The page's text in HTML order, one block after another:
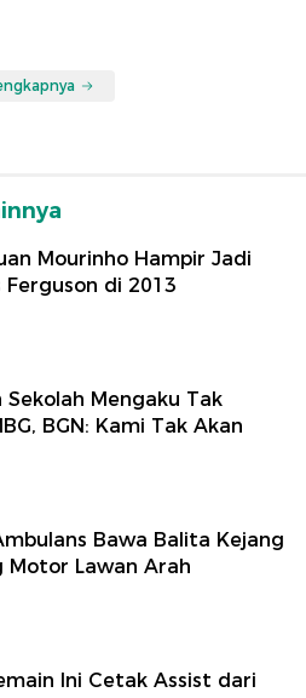
Mourinho Hampir Jadi
Ferguson di 2013
Sekolah Mengaku Tak
BGN: Kami Tak Akan
Bawa Balita Kejang
Motor Lawan Arah
Ini Cetak Assist dari